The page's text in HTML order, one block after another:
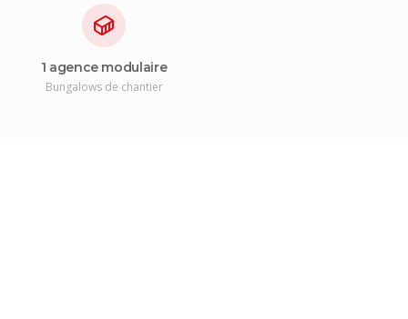
1 agence modulaire
Bungalows de chantier